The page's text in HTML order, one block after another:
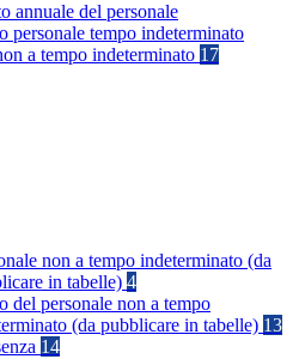
annuale del personale
personale tempo indeterminato
a tempo indeterminato 17
non a tempo indeterminato (da
in tabelle) 4
del personale non a tempo
(da pubblicare in tabelle) 13
14